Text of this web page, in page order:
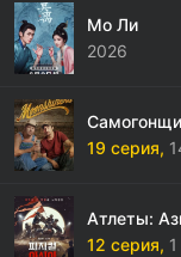
Мо Ли
2026
19 серия,
Атлеты:
12 серия,